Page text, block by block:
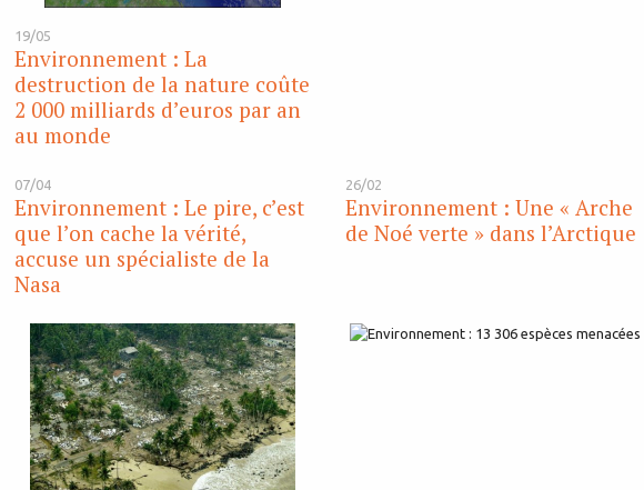
19/05
Environnement : La
destruction de la nature coûte
2 000 milliards d’euros par an
au monde
07/04
Environnement : Le pire, c’est
que l’on cache la vérité,
accuse un spécialiste de la
Nasa
26/02
Environnement : Une « Arche
de Noé verte » dans l’Arctique